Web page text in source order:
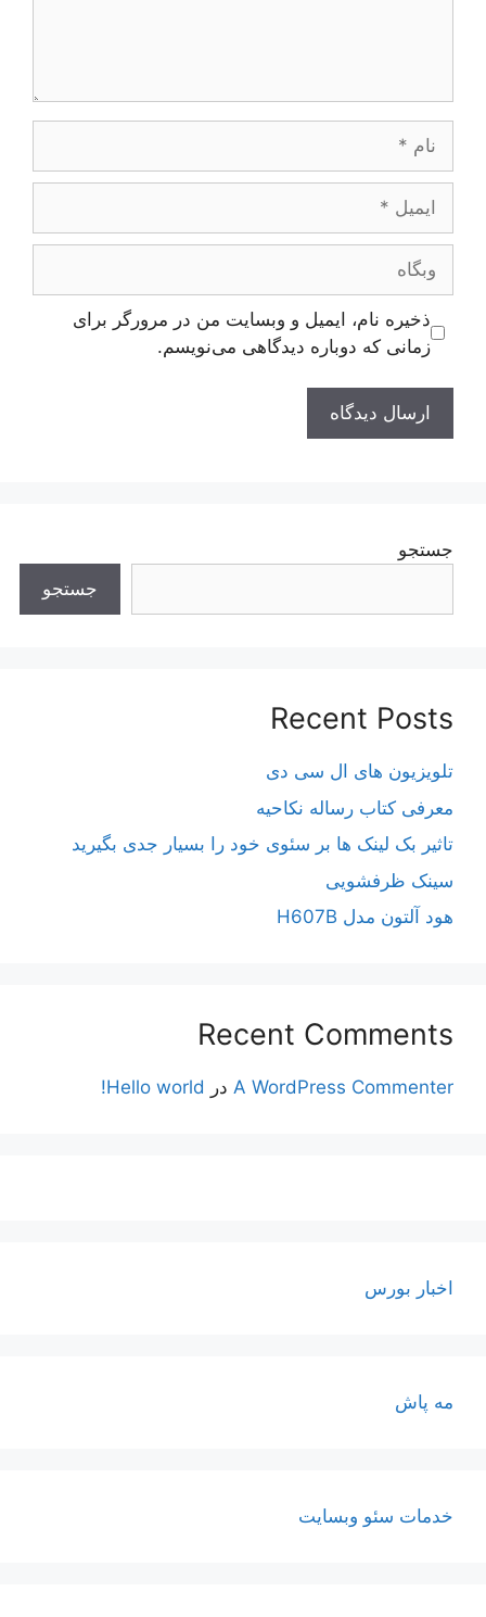
وبگاه
ذخیره نام، ایمیل و وبسایت من در مرورگر برای
زمانی که دوباره دیدگاهی می‌نویسم.
جستجو
جستجو
Recent Posts
تلویزیون های ال سی دی
معرفی کتاب رساله نکاحیه
تاثیر بک لینک ها بر سئوی خود را بسیار جدی بگیرید
سینک ظرفشویی
هود آلتون مدل H607B
Recent Comments
A WordPress Commenter در Hello world!
اخبار بورس
مه پاش
خدمات سئو وبسایت